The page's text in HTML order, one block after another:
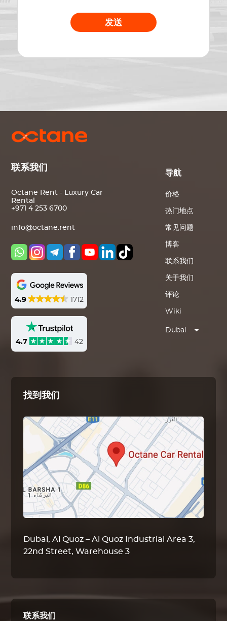
发送
联系我们
Octane Rent - Luxury Car
Rental
+971 4 253 6700
info@octane.rent
4.9 1712
4.7 42
导航
价格
热门地点
常见问题
博客
联系我们
关于我们
评论
Wiki
Dubai
找到我们
Dubai, Al Quoz – Al Quoz Industrial Area 3,
22nd Street, Warehouse 3
联系我们